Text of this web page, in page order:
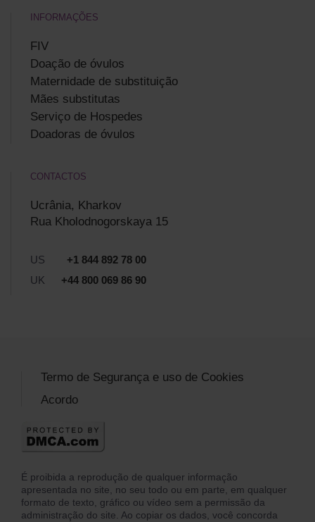
INFORMAÇÕES
FIV
Doação de óvulos
Maternidade de substituição
Mães substitutas
Serviço de Hospedes
Doadoras de óvulos
CONTACTOS
Ucrânia, Kharkov
Rua Kholodnogorskaya 15
US
+1 844 892 78 00
UK
+44 800 069 86 90
É proibida a reprodução de qualquer informação
apresentada no site, no seu todo ou em parte, em qualquer
formato de texto, gráfico ou vídeo sem a permissão da
administração do site. Ao copiar os dados, você concorda
Termo de Segurança e uso de Cookies
Acordo